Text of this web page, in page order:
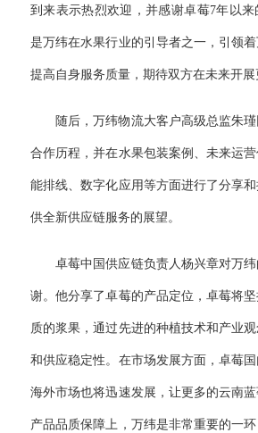
到来表示热烈欢迎，并感谢卓莓7年以
是万纬在水果行业的引导者之一，引领
提高自身服务质量，期待双方在未来开展
随后，万纬物流大客户高级总监朱
合作历程，并在水果包装案例、未来运
能排线、数字化应用等方面进行了分享
供全新供应链服务的展望。
卓莓中国供应链负责人杨兴章对万
谢。他分享了卓莓的产品定位，卓莓将
质的浆果，通过先进的种植技术和产业
和供应稳定性。在市场发展方面，卓莓国
海外市场也将迅速发展，让更多的云南
产品品质保障上，万纬是非常重要的一